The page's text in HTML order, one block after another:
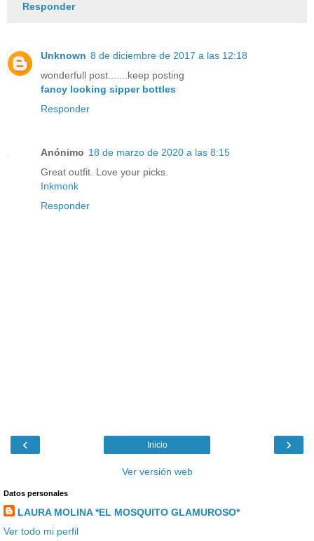
Responder
Unknown 8 de diciembre de 2017 a las 12:18
wonderfull post.......keep posting
fancy looking sipper bottles
Responder
Anónimo 18 de marzo de 2020 a las 8:15
Great outfit. Love your picks.
Inkmonk
Responder
‹ ›
Inicio
Ver versión web
Datos personales
LAURA MOLINA *EL MOSQUITO GLAMUROSO*
Ver todo mi perfil